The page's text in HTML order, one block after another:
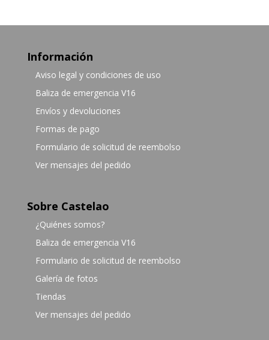
Información
Aviso legal y condiciones de uso
Baliza de emergencia V16
Envíos y devoluciones
Formas de pago
Formulario de solicitud de reembolso
Ver mensajes del pedido
Sobre Castelao
¿Quiénes somos?
Baliza de emergencia V16
Formulario de solicitud de reembolso
Galería de fotos
Tiendas
Ver mensajes del pedido